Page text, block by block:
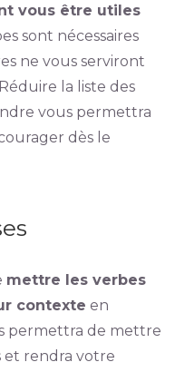
vous être utiles
sont nécessaires
ne vous serviront
la liste des
vous permettra
dès le
mettre les verbes
contexte en
permettra de mettre
et rendra votre